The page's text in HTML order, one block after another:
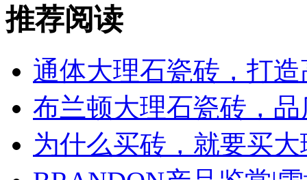
推荐阅读
通体大理石瓷砖，打
布兰顿大理石瓷砖，
为什么买砖，就要买